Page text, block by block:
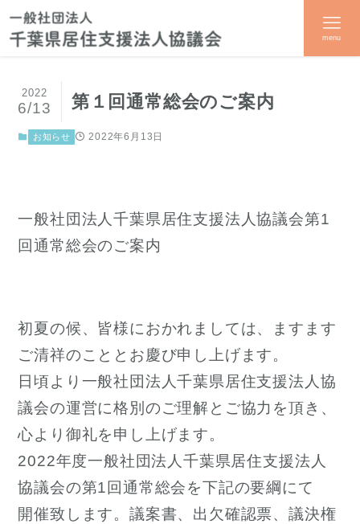
menu
第１回通常総会のご案内
2022
6/13
お知らせ 2022年6月13日
一般社団法人千葉県居住支援法人協議会第1
回通常総会のご案内
初夏の候、皆様におかれましては、ますます
ご清祥のこととお慶び申し上げます。
日頃より一般社団法人千葉県居住支援法人協
議会の運営に格別のご理解とご協力を頂き、
心より御礼を申し上げます。
2022年度一般社団法人千葉県居住支援法人
協議会の第1回通常総会を下記の要綱にて
開催致します。議案書、出欠確認票、議決権